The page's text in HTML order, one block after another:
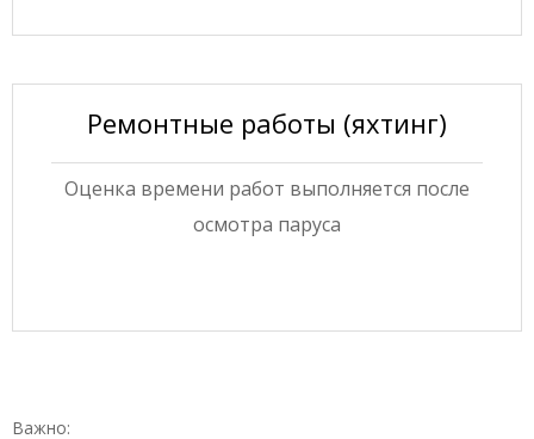
Ремонтные работы (яхтинг)
Оценка времени работ выполняется после
осмотра паруса
Важно: